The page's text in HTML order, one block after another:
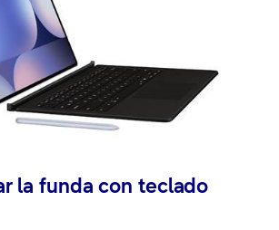
la funda con teclado